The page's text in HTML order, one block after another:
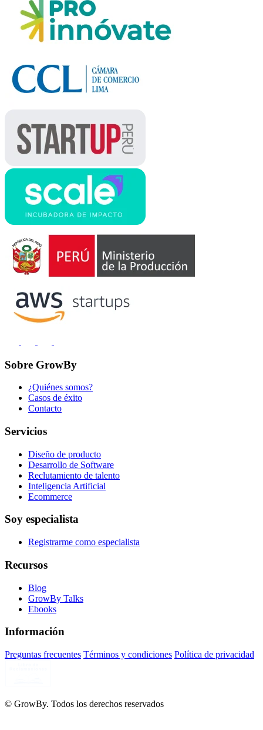
Sobre GrowBy
¿Quiénes somos?
Casos de éxito
Contacto
Servicios
Diseño de producto
Desarrollo de Software
Reclutamiento de talento
Inteligencia Artificial
Ecommerce
Soy especialista
Registrarme como especialista
Recursos
Blog
GrowBy Talks
Ebooks
Información
Preguntas frecuentes Términos y condiciones Política de privacidad
© GrowBy. Todos los derechos reservados